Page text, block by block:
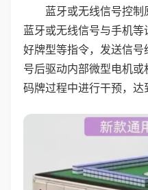
蓝牙或无线信号控
蓝牙或无线信号与手机
好牌型等指令，发送信
号后驱动内部微型电机或
码牌过程中进行干预，达